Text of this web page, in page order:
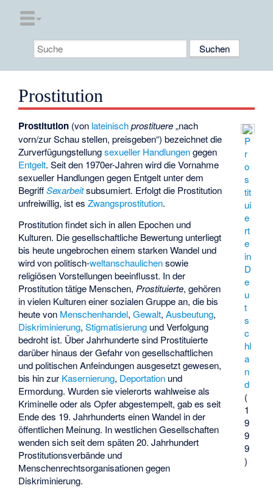
Prostitution
P
r
o
s
tit
ui
e
rt
e
in
D
e
u
t
s
c
hl
a
n
d
(
1
9
9
9
)
Prostitution (von lateinisch prostituere„nach
vorn/zur Schau stellen, preisgeben“) bezeichnet die
Zurverfügungstellungsexueller Handlungengegen
Entgelt. Seit den 1970er-Jahren wird die Vornahme
sexueller Handlungen gegen Entgelt unter dem
BegriffSexarbeitsubsumiert. Erfolgt die Prostitution
unfreiwillig, ist esZwangsprostitution.
Prostitution findet sich in allen Epochen und
Kulturen. Die gesellschaftliche Bewertung unterliegt
bis heute ungebrochen einem starken Wandel und
wird von politisch-weltanschaulichensowie
religiösen Vorstellungen beeinflusst. In der
Prostitution tätige Menschen, Prostituierte, gehören
in vielen Kulturen einer sozialen Gruppe an, die bis
heute von Menschenhandel,Gewalt,Ausbeutung,
Diskriminierung,Stigmatisierung und Verfolgung
bedroht ist. Über Jahrhunderte sind Prostituierte
darüber hinaus der Gefahr von gesellschaftlichen
und politischen Anfeindungen ausgesetzt gewesen,
bis hin zur Kasernierung, Deportation und
Ermordung. Wurden sie vielerorts wahlweise als
Kriminelle oder als Opfer abgestempelt, gab es seit
Ende des 19. Jahrhunderts einen Wandel in der
öffentlichen Meinung. In westlichen Gesellschaften
wenden sich seit dem späten 20. Jahrhundert
Prostitutionsverbände und
Menschenrechtsorganisationen gegen
Diskriminierung.